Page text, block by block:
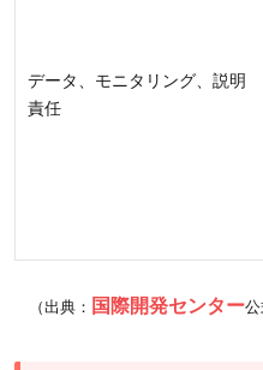
人ひ
とり
データ、モニタリング、説明
責任
（出典： 国際開発センター公